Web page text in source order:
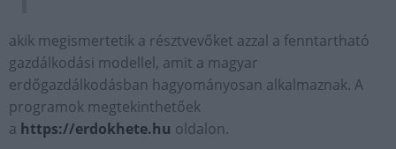
akik megismertetik a résztvevőket azzal a fenntartható
gazdálkodási modellel, amit a magyar
erdőgazdálkodásban hagyományosan alkalmaznak. A
programok megtekinthetőek
a https://erdokhete.hu oldalon.